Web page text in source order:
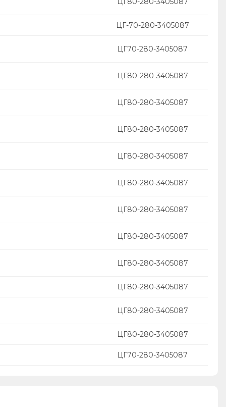
ЦГ-70-280-3405087
ЦГ70-280-3405087
ЦГ80-280-3405087
ЦГ80-280-3405087
ЦГ80-280-3405087
ЦГ80-280-3405087
ЦГ80-280-3405087
ЦГ80-280-3405087
ЦГ80-280-3405087
ЦГ80-280-3405087
ЦГ80-280-3405087
ЦГ80-280-3405087
ЦГ80-280-3405087
ЦГ70-280-3405087